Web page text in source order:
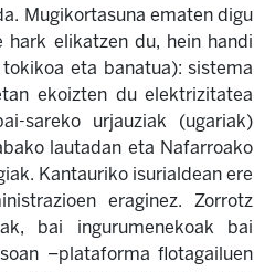
Mugikortasuna ematen digu
hark elikatzen du, hein handi
eta banatua): sistema
ekoizten du elektrizitatea
sareko urjauziak (ugariak)
lautadan eta Nafarroako
Kantauriko isurialdean ere
eraginez. Zorrotz
bai ingurumenekoak bai
–plataforma flotagailuen